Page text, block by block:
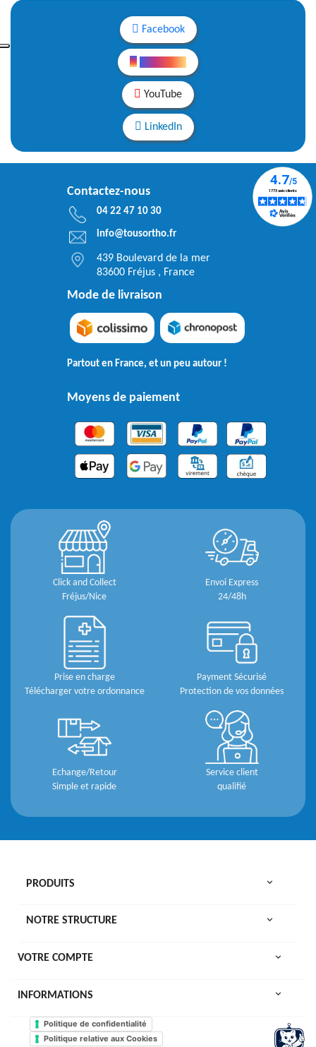
Facebook
YouTube
LinkedIn
Contactez-nous
04 22 47 10 30
info@tousortho.fr
439 Boulevard de la mer
83600 Fréjus , France
Mode de livraison
Partout en France, et un peu autour !
Moyens de paiement
Click and Collect
Fréjus/Nice
Envoi Express
24/48h
Prise en charge
Télécharger votre ordonnance
Payment Sécurisé
Protection de vos données
Echange/Retour
Simple et rapide
Service client
qualifié
PRODUITS 
NOTRE STRUCTURE 
VOTRE COMPTE 
INFORMATIONS keyboard_arrow_down
Politique de confidentialité
Politique relative aux Cookies